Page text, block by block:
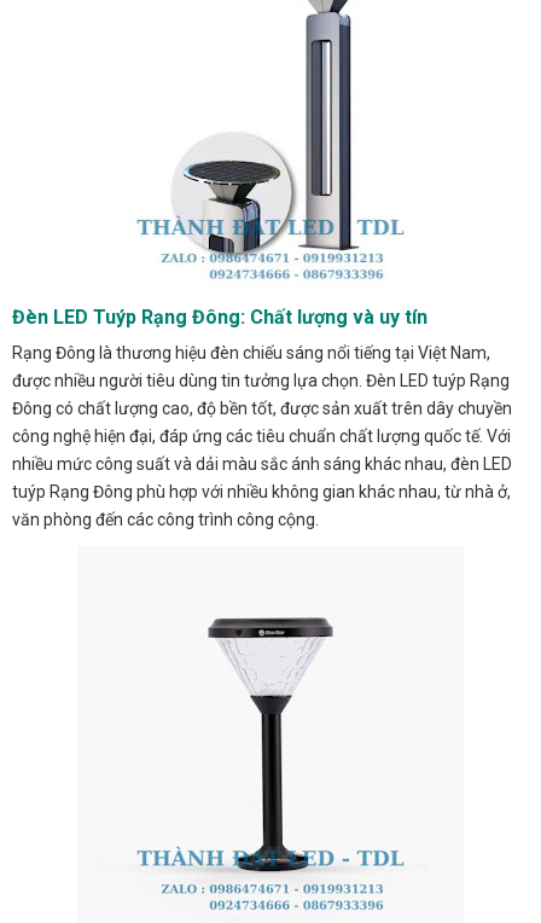
Đèn LED Tuýp Rạng Đông: Chất lượng và uy tín
Rạng Đông là thương hiệu đèn chiếu sáng nổi tiếng tại Việt Nam,
được nhiều người tiêu dùng tin tưởng lựa chọn. Đèn LED tuýp Rạng
Đông có chất lượng cao, độ bền tốt, được sản xuất trên dây chuyền
công nghệ hiện đại, đáp ứng các tiêu chuẩn chất lượng quốc tế. Với
nhiều mức công suất và dải màu sắc ánh sáng khác nhau, đèn LED
tuýp Rạng Đông phù hợp với nhiều không gian khác nhau, từ nhà ở,
văn phòng đến các công trình công cộng.